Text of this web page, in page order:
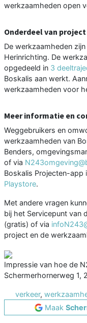
werkzaamheden open
Onderdeel van project
De werkzaamheden
Herinrichting. De
opgedeeld in 3
Boskalis aan werkt.
werkzaamheden voor
Meer informatie en
Weggebruikers en
werkzaamheden van
Benders,
of via
Boskalis Projecten-app
Playstore.
Met andere vragen
bij het Servicepunt van
(gratis) of via
project en de
Impressie van hoe de
Schermerhornerweg 1,
verkeer,
Maak